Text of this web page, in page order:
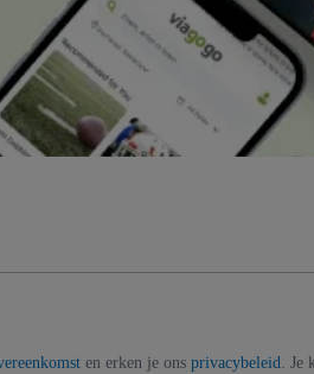
en erken je ons privacybeleid. Je